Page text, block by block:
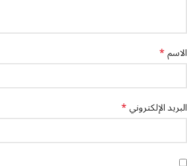
الاسم*
البريد الإلكتروني*